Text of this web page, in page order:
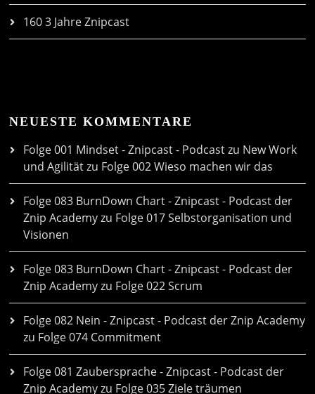
160 3 Jahre Znipcast
NEUESTE KOMMENTARE
Folge 001 Mindset - Znipcast - Podcast zu New Work
und Agilitätzu Folge 002 Wieso machen wir das
Folge 083 BurnDown Chart - Znipcast - Podcast der
Znip Academyzu Folge 017 Selbstorganisation und
Visionen
Folge 083 BurnDown Chart - Znipcast - Podcast der
Znip Academyzu Folge 022 Scrum
Folge 082 Nein - Znipcast - Podcast der Znip Academy
zu Folge 074 Commitment
Folge 081 Zaubersprache - Znipcast - Podcast der
Znip Academyzu Folge 035 Ziele träumen